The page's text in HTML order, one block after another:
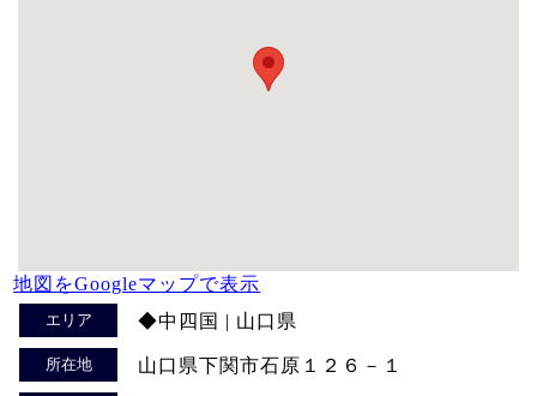
地図をGoogleマップで表示
エリア ◆中四国 | 山口県
所在地 山口県下関市石原１２６－１